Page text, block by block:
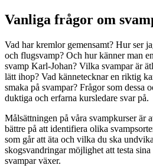
Vanliga frågor om
Vad har kremlor gemensamt? Hur ser
och flugsvamp? Och hur känner man
svamp Karl-Johan? Vilka svampar är
lätt ihop? Vad kännetecknar en riktig
smaka på svampar? Frågor som dessa
duktiga och erfarna kursledare svar på.
Målsättningen på våra svampkurser är
bättre på att identifiera olika
som går att äta och vilka du ska
skogsvandringar möjlighet att testa
svampar växer.